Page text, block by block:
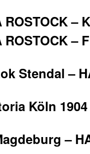
ROSTOCK –
ROSTOCK –
Stendal –
Köln
–